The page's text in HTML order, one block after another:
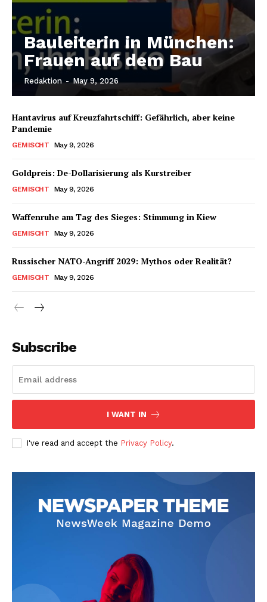
Bauleiterin in München:
Frauen auf dem Bau
Redaktion - May 9, 2026
Hantavirus auf Kreuzfahrtschiff: Gefährlich, aber keine
Pandemie
GEMISCHT May 9, 2026
Goldpreis: De-Dollarisierung als Kurstreiber
GEMISCHT May 9, 2026
Waffenruhe am Tag des Sieges: Stimmung in Kiew
GEMISCHT May 9, 2026
Russischer NATO-Angriff 2029: Mythos oder Realität?
GEMISCHT May 9, 2026
Subscribe
I WANT IN
I've read and accept the Privacy Policy.